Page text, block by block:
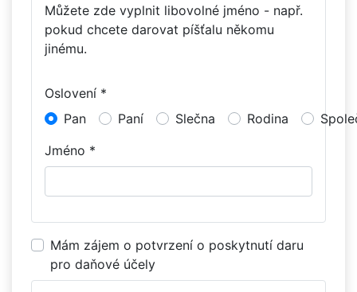
Můžete zde vyplnit libovolné jméno - např.
pokud chcete darovat píšťalu někomu
jinému.
Oslovení *
Pan
Paní Slečna Rodina
Jméno *
Mám zájem o potvrzení o poskytnutí daru
pro daňové účely